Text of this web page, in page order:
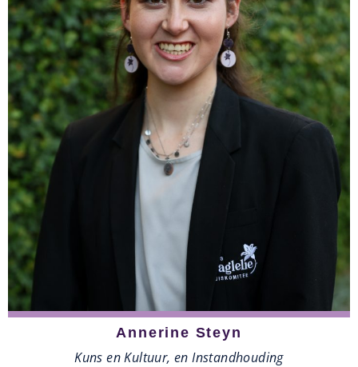
Annerine Steyn
Kuns en Kultuur, en Instandhouding